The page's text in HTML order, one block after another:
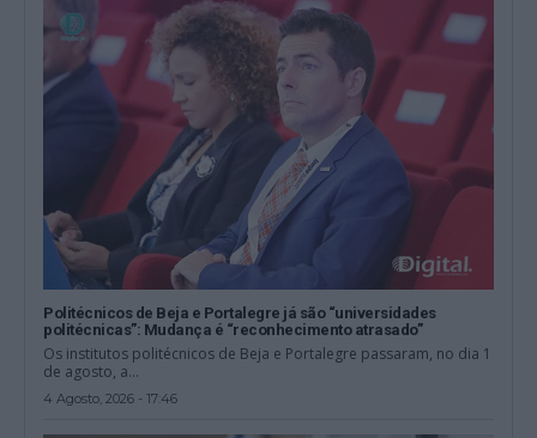
Politécnicos de Beja e Portalegre já são “universidades
politécnicas”: Mudança é “reconhecimento atrasado”
Os institutos politécnicos de Beja e Portalegre passaram, no dia 1
de agosto, a...
4 Agosto, 2026 - 17:46